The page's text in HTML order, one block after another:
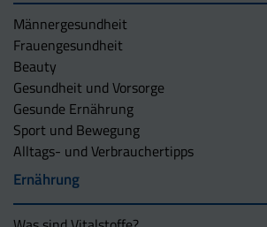
Männergesundheit
Frauengesundheit
Beauty
Gesundheit und Vorsorge
Gesunde Ernährung
Sport und Bewegung
Alltags- und Verbrauchertipps
Ernährung